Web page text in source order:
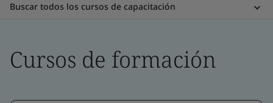
Buscar todos los cursos de capacitación
Cursos de formación